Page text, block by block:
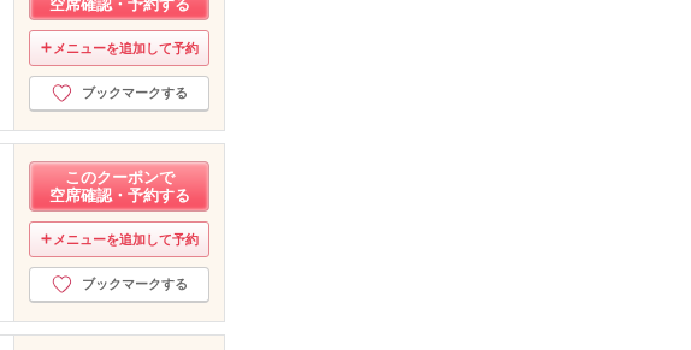
空席確認・予約する
メニューを追加して予約
ブックマークする
このクーポンで
空席確認・予約する
メニューを追加して予約
ブックマークする